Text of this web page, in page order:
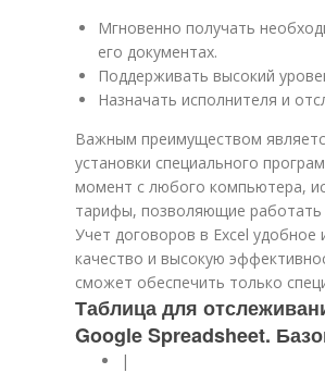
Мгновенно получать
его документах.
Поддерживать высокий
Назначать исполнителя и
Важным преимуществом
установки специального
момент с любого компьютера,
тарифы, позволяющие работать
Учет договоров в Excel
качество и высокую
сможет обеспечить только
Таблица для
Google Spreadsheet.
|